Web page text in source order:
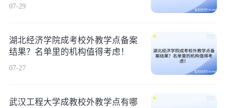
07-29
湖北经济学院成考校外教学点备案
结果？名单里的机构值得考虑！
07-27
武汉工程大学成教校外教学点有哪